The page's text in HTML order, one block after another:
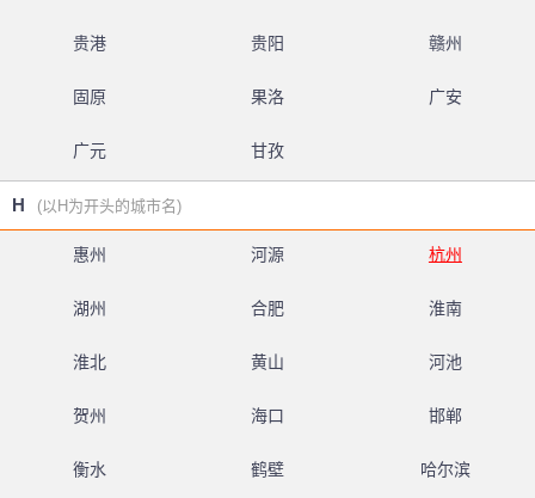
贵港 贵阳 赣州
固原 果洛 广安
广元 甘孜
H (以H为开头的城市名)
惠州 河源 杭州
湖州 合肥 淮南
淮北 黄山 河池
贺州 海口 邯郸
衡水 鹤壁 哈尔滨